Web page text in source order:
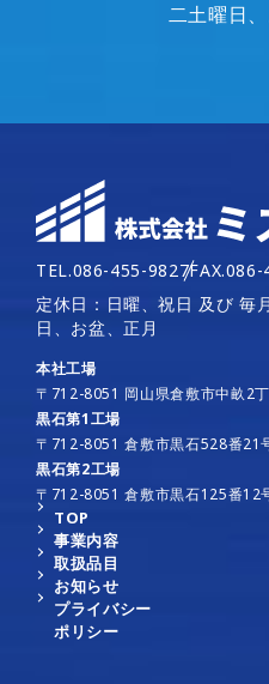
二土曜日
TEL.086-455-9827
定休日：日曜、祝日 及び 毎
日、お盆、正月
本社工場
〒712-8051 岡山県倉敷市中畝2
黒石第1工場
〒712-8051 倉敷市黒石528番21
黒石第2工場
〒712-8051 倉敷市黒石125番12
TOP
事業内容
取扱品目
お知らせ
プライバシー
ポリシー